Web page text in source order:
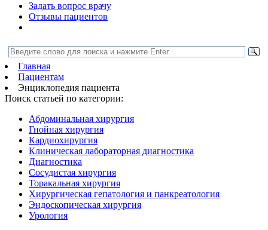
Задать вопрос врачу
Отзывы пациентов
Главная
Пациентам
Энциклопедия пациента
Поиск статьей по категории:
Абдоминальная хирургия
Гнойная хирургия
Кардиохирургия
Клиническая лабораторная диагностика
Диагностика
Сосудистая хирургия
Торакальная хирургия
Хирургическая гепатология и панкреатология
Эндоскопическая хирургия
Урология